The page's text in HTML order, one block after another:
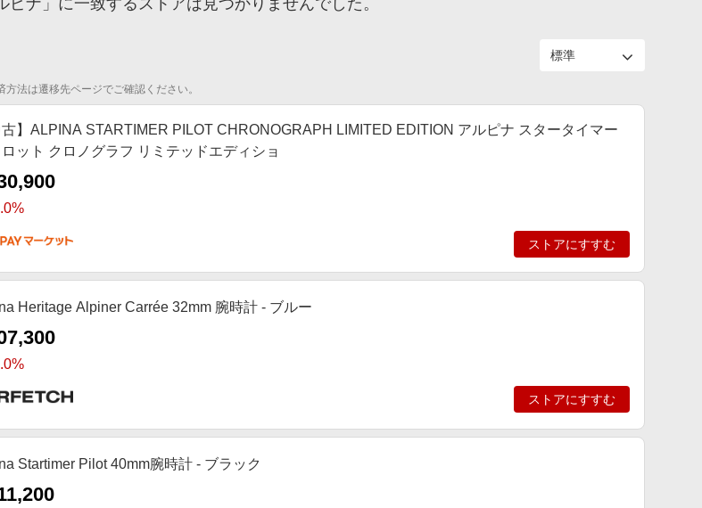
ピナ」に一致するストアは見つかりませんでした。
法は遷移先ページでご確認ください。
古】ALPINA STARTIMER PILOT CHRONOGRAPH LIMITED EDITION アルピナ スタータイマー
ット クロノグラフ リミテッドエディショ
ストアにすすむ
Heritage Alpiner Carrée 32mm 腕時計 - ブルー
ストアにすすむ
Startimer Pilot 40mm腕時計 - ブラック